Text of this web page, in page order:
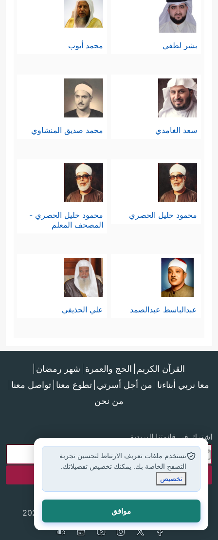
بشر لطفي محمد أيوب
سعد الغامدي محمد صديق المنشاوي
محمود خليل الحصري
محمود خليل الحصري -
المصحف المعلم
عبدالباسط عبدالصمد علي الحذيفي
القرآن الكريم الحج والعمرة شهر رمضان
معا نربي أبناءنا من أجل أسرتي تطوع معنا تواصل معنا
من نحن
اشترك في قائمتنا البريدية
جميع الحقوق محفوظة لموقع إسلام أون لاين © 2025
نستخدم ملفات تعريف الارتباط لتحسين تجربة
التصفح الخاصة بك. يمكنك تخصيص تفضيلاتك.
تخصيص
موافق